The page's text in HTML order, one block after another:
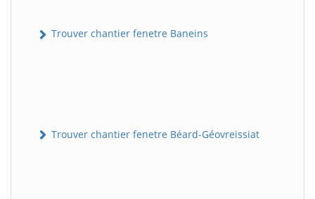
Trouver chantier fenetre Baneins
Trouver chantier fenetre Béard-Géovreissiat